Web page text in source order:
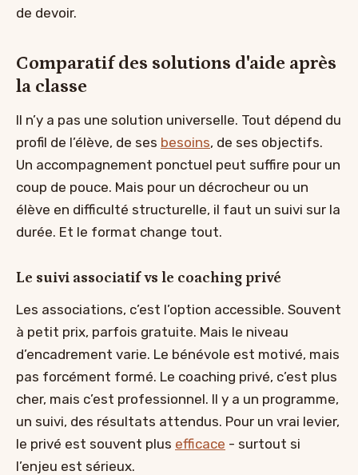
de devoir.
Comparatif des solutions d'aide après
la classe
Il n’y a pas une solution universelle. Tout dépend du
profil de l’élève, de ses besoins, de ses objectifs.
Un accompagnement ponctuel peut suffire pour un
coup de pouce. Mais pour un décrocheur ou un
élève en difficulté structurelle, il faut un suivi sur la
durée. Et le format change tout.
Le suivi associatif vs le coaching privé
Les associations, c’est l’option accessible. Souvent
à petit prix, parfois gratuite. Mais le niveau
d’encadrement varie. Le bénévole est motivé, mais
pas forcément formé. Le coaching privé, c’est plus
cher, mais c’est professionnel. Il y a un programme,
un suivi, des résultats attendus. Pour un vrai levier,
le privé est souvent plus efficace - surtout si
l’enjeu est sérieux.